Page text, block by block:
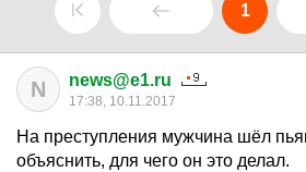
1
N news@e1.ru
17:38, 10.11.2017
На преступления мужчина шёл
объяснить, для чего он это делал.